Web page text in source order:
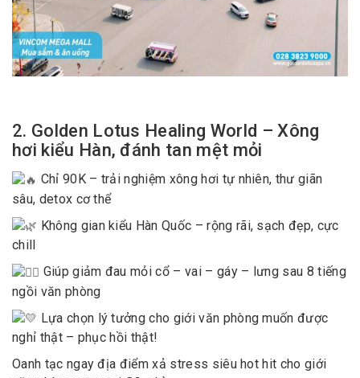
2. Golden Lotus Healing World – Xông
hơi kiểu Hàn, đánh tan mệt mỏi
Chỉ 90K – trải nghiệm xông hơi tự nhiên, thư giãn
sâu, detox cơ thể
Không gian kiểu Hàn Quốc – rộng rãi, sạch đẹp, cực
chill
Giúp giảm đau mỏi cổ – vai – gáy – lưng sau 8 tiếng
ngồi văn phòng
Lựa chọn lý tưởng cho giới văn phòng muốn được
nghỉ thật – phục hồi thật!
Oanh tạc ngay địa điểm xả stress siêu hot hit cho giới